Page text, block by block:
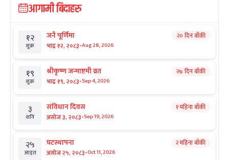
आगामी बिदाहरु
१२
शुक्र
जनै पूर्णिमा
भाद्र १२, २०८३-Aug 28, 2026
२० दिन बाँकी
१९
शुक्र
श्रीकृष्ण जन्माष्टमी व्रत
भाद्र १९, २०८३-Sep 4, 2026
२७ दिन बाँकी
३
शनि
संविधान दिवस
असोज ३, २०८३-Sep 19, 2026
१ महिना बाँकी
२५
आइत
घटस्थापना
असोज २५, २०८३-Oct 11, 2026
२ महिना बाँकी